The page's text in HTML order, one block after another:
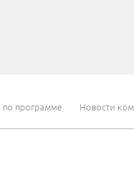
по программе Новости